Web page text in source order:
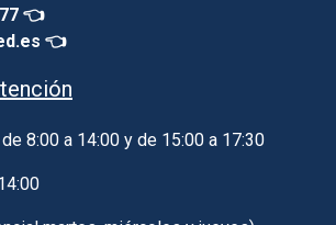
👈
👈
8:00 a 14:00 y de 15:00 a 17:30